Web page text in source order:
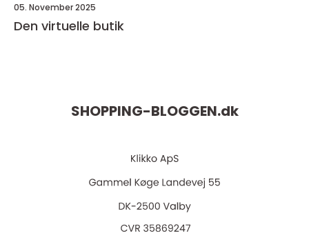
05. November 2025
Den virtuelle butik
SHOPPING-BLOGGEN.dk